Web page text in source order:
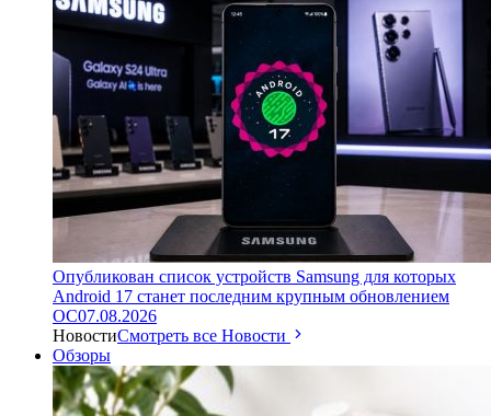
Опубликован список устройств Samsung для которых
Android 17 станет последним крупным обновлением
ОС07.08.2026
НовостиСмотреть все Новости
Обзоры